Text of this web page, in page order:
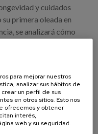
y cuidados
primera oleada en
se analizará cómo
experiencias
LASA (Países
(Reino Unido),
y organizativos
en el tiempo,
en sus
para mejorar nuestros
analizar sus hábitos de
un perfil de sus
en otros sitios. Esto nos
ofrecemos y obtener
interés,
web y su seguridad.